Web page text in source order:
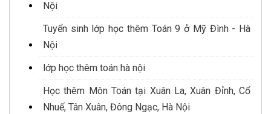
Nội
Tuyển sinh lớp học thêm Toán 9 ở Mỹ Đình - Hà
Nội
lớp học thêm toán hà nội
Học thêm Môn Toán tại Xuân La, Xuân Đỉnh, Cổ
Nhuế, Tân Xuân, Đông Ngạc, Hà Nội